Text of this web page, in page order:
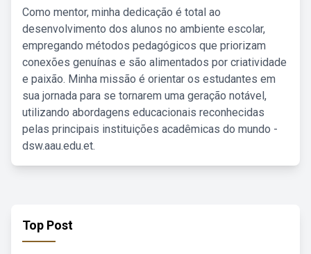
Como mentor, minha dedicação é total ao
desenvolvimento dos alunos no ambiente escolar,
empregando métodos pedagógicos que priorizam
conexões genuínas e são alimentados por criatividade
e paixão. Minha missão é orientar os estudantes em
sua jornada para se tornarem uma geração notável,
utilizando abordagens educacionais reconhecidas
pelas principais instituições acadêmicas do mundo -
dsw.aau.edu.et.
Top Post